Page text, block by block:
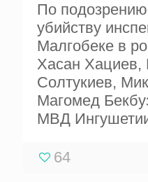
По подозрению
убийству
Малгобеке в
Хасан Хациев,
Солтукиев,
Магомед
МВД
64